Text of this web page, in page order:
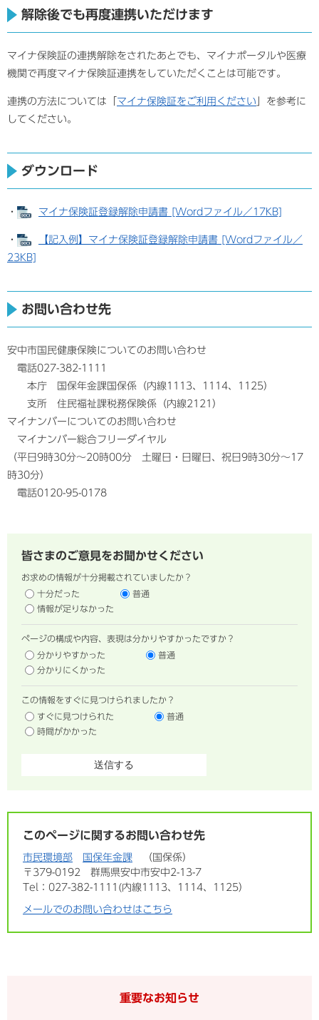
解除後でも再度連携いただけます
マイナ保険証の連携解除をされたあとでも、マイナポータルや医療
機関で再度マイナ保険証連携をしていただくことは可能です。
連携の方法については「 マイナ保険証をご利用ください 」を参考に
してください。
ダウンロード
・ マイナ保険証登録解除申請書 [Wordファイル／17KB]
・
【記入例】マイナ保険証登録解除申請書 [Wordファイル／
23KB]
お問い合わせ先
安中市国民健康保険についてのお問い合わせ
電話027-382-1111
本庁 国保年金課国保係（内線1113、1114、1125）
支所 住民福祉課税務保険係（内線2121）
マイナンバーについてのお問い合わせ
マイナンバー総合フリーダイヤル
（平日9時30分～20時00分 土曜日・日曜日、祝日9時30分～17
時30分）
電話0120-95-0178
皆さまのご意見をお聞かせください
お求めの情報が十分掲載されていましたか？
十分だった
普通
情報が足りなかった
ページの構成や内容、表現は分かりやすかったですか？
分かりやすかった
普通
分かりにくかった
この情報をすぐに見つけられましたか？
すぐに見つけられた
普通
時間がかかった
このページに関するお問い合わせ先
市民環境部 国保年金課
国保係
〒379-0192
群馬県安中市安中2-13-7
Tel：027-382-1111(内線1113、1114、1125）
メールでのお問い合わせはこちら
重要なお知らせ